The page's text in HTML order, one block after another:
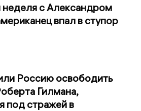
с Александром
впал в ступор
Россию освободить
Гилмана,
под стражей в